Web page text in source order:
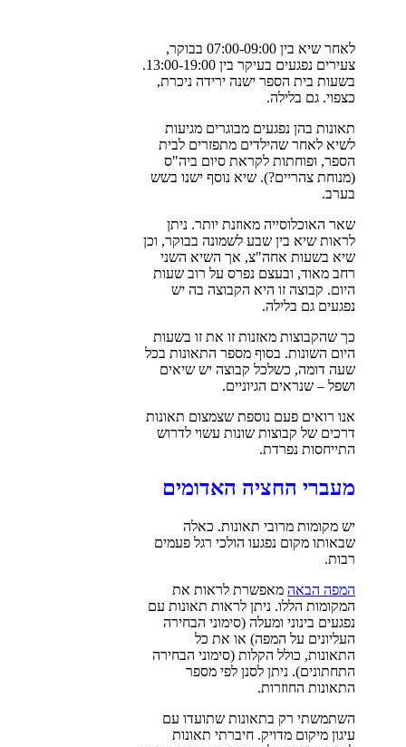
לאחר שיא בין 07:00-09:00 בבוקר,
צעירים נפגעים בעיקר בין 13:00-19:00.
בשעות בית הספר ישנה ירידה ניכרת,
כצפוי. גם בלילה.
תאונות בהן נפגעים מבוגרים מגיעות
לשיא לאחר שהילדים מתפזרים לבית
הספר, ופוחתות לקראת סיום ביה"ס
(מנוחת צהריים?). שיא נוסף ישנו בשש
בערב.
שאר האוכלוסייה מאוזנת יותר. ניתן
לראות שיא בין שבע לשמונה בבוקר, וכן
שיא בשעות אחה"צ, אך השיא השני
רחב מאוד, ובעצם נפרס על רוב שעות
היום. קבוצה זו היא הקבוצה בה יש
נפגעים גם בלילה.
כך שהקבוצות מאזנות זו את זו בשעות
היום השונות. בסוף מספר התאונות בכל
שעה דומה, כשלכל קבוצה יש שיאים
ושפל – שנראים הגיוניים.
אנו רואים פעם נוספת שצמצום תאונות
דרכים של קבוצות שונות עשוי לדרוש
התייחסות נפרדת.
מעברי החציה האדומים
יש מקומות מרובי תאונות. כאלה
שבאותו מקום נפגעו הולכי רגל פעמים
רבות.
המפה הבאה מאפשרת לראות את
המקומות הללו. ניתן לראות תאונות עם
נפגעים בינוני ומעלה (סימוני הבחירה
העליונים על המפה) או את כל
התאונות, כולל הקלות (סימוני הבחירה
התחתונים). ניתן לסנן לפי מספר
התאונות החוזרות.
השתמשתי רק בתאונות שתועדו עם
עיגון מיקום מדויק. חיברתי תאונות